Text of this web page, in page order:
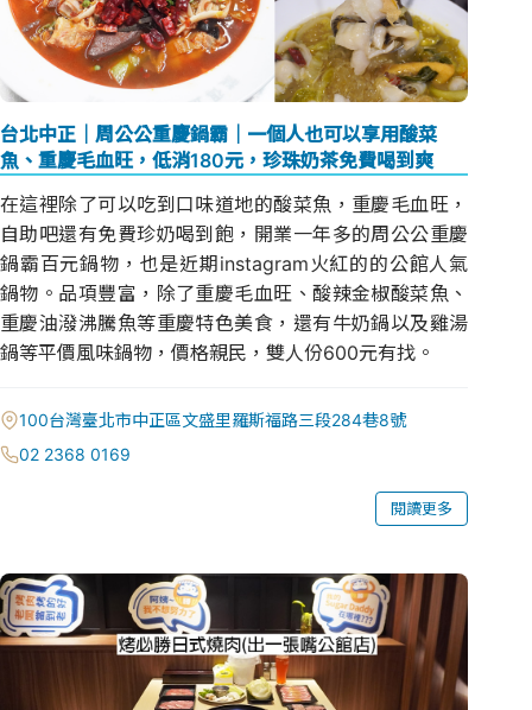
台北中正｜周公公重慶鍋霸｜一個人也可以享用酸菜
魚、重慶毛血旺，低消180元，珍珠奶茶免費喝到爽
在這裡除了可以吃到口味道地的酸菜魚，重慶毛血旺，
自助吧還有免費珍奶喝到飽，開業一年多的周公公重慶
鍋霸百元鍋物，也是近期instagram火紅的的公館人氣
鍋物。品項豐富，除了重慶毛血旺、酸辣金椒酸菜魚、
重慶油潑沸騰魚等重慶特色美食，還有牛奶鍋以及雞湯
鍋等平價風味鍋物，價格親民，雙人份600元有找。
100台灣臺北市中正區文盛里羅斯福路三段284巷8號
02 2368 0169
閱讀更多